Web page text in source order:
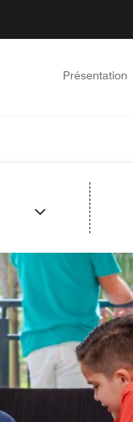
Présentation